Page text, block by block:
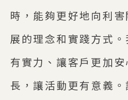
時，能夠更好地向利
展的理念和實踐方式
有實力、讓客戶更加
長，讓活動更有意義